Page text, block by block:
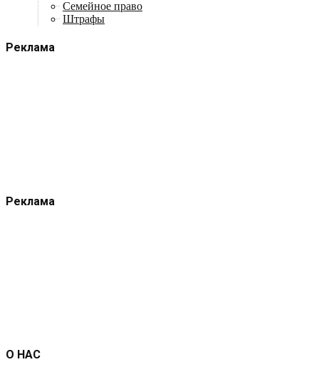
Семейное право
Штрафы
Реклама
Реклама
О НАС